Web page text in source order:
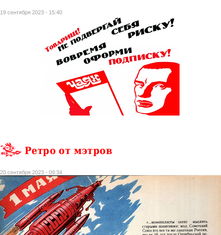
19 сентября 2023 - 15:40
Ретро от мэтров
20 сентября 2023 - 09:34